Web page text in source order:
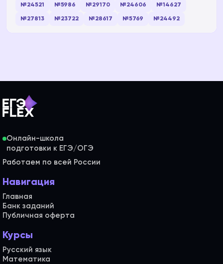
№24521 №5986 №29170 №24606 №14627
№27813 №23722 №28617 №5769 №24492
Онлайн-школа
Работаем по всей России
Навигация
Главная
Банк заданий
Публичная оферта
Курсы
Русский язык
Математика